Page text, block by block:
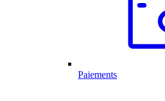
Paiements